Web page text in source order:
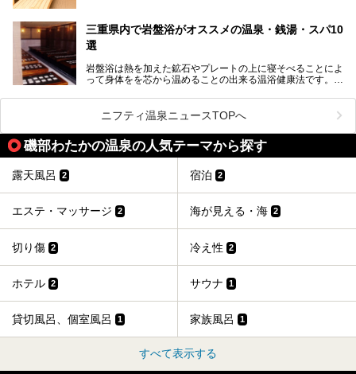
いサウナのある温泉や銭湯、スパをご紹介。
気軽に立ち寄れてリラックス効果の高いサウナで、日頃の疲
れをリフレッシュしませんか？
三重県内で岩盤浴がオススメの温泉・銭湯・スパ10
選
岩盤浴は熱を加えた鉱石やプレートの上に寝そべることによ
って身体をを芯から温めることの出来る温浴健康法です。じ
果だけではなく、代謝が高まり健康や美容にも良い影響が期
待できます。今回はそんな岩盤浴にこだわった、三重県内の
オススメ温泉・銭湯・スパ10ヶ所を紹介させていただきま
す。
ニフティ温泉ニュースTOPへ
磯部わたかの温泉の人気テーマから探す
露天風呂 2 宿泊 2
エステ・マッサージ 2 海が見える・海 2
切り傷 2 冷え性 2
ホテル 2 サウナ 1
貸切風呂、個室風呂 1 家族風呂 1
すべて表示する